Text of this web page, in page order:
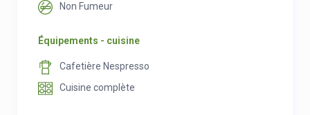
Non Fumeur
Équipements - cuisine
Cafetière Nespresso
Cuisine complète